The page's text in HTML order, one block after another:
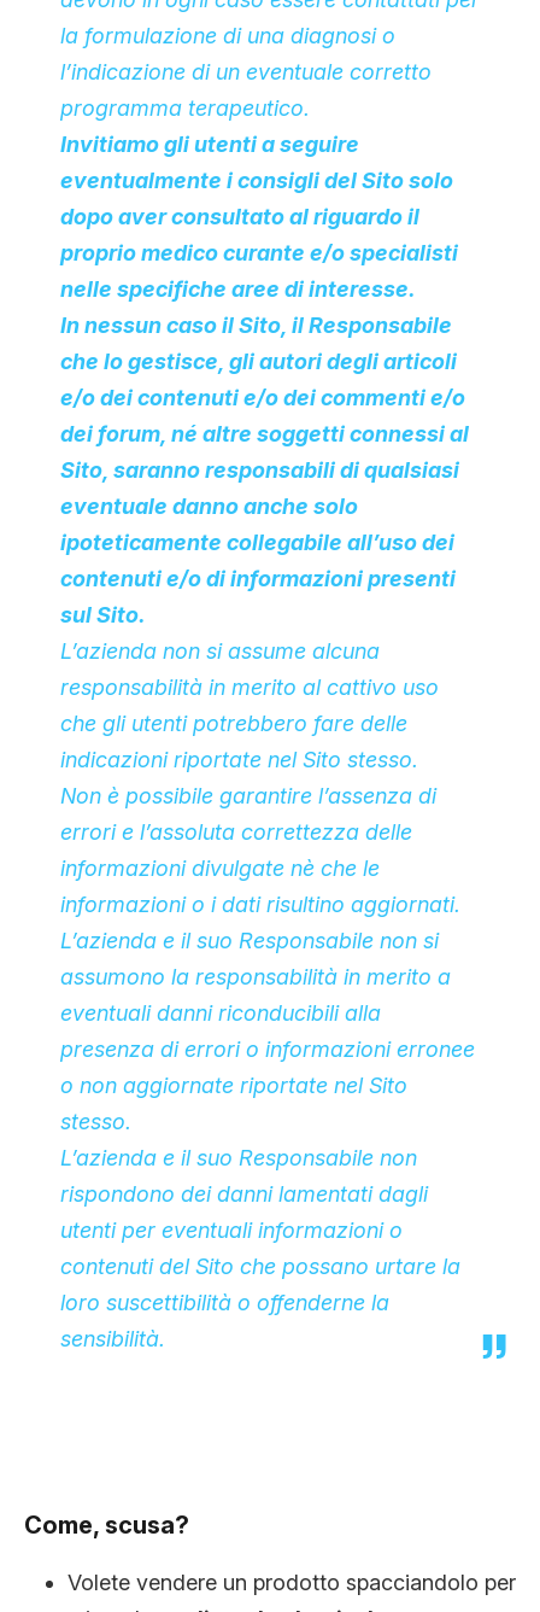
la formulazione di una diagnosi o
l’indicazione di un eventuale corretto
programma terapeutico.
Invitiamo gli utenti a seguire
eventualmente i consigli del Sito solo
dopo aver consultato al riguardo il
proprio medico curante e/o specialisti
nelle specifiche aree di interesse.
In nessun caso il Sito, il Responsabile
che lo gestisce, gli autori degli articoli
e/o dei contenuti e/o dei commenti e/o
dei forum, né altre soggetti connessi al
Sito, saranno responsabili di qualsiasi
eventuale danno anche solo
ipoteticamente collegabile all’uso dei
contenuti e/o di informazioni presenti
sul Sito.
L’azienda non si assume alcuna
responsabilità in merito al cattivo uso
che gli utenti potrebbero fare delle
indicazioni riportate nel Sito stesso.
Non è possibile garantire l’assenza di
errori e l’assoluta correttezza delle
informazioni divulgate nè che le
informazioni o i dati risultino aggiornati.
L’azienda e il suo Responsabile non si
assumono la responsabilità in merito a
eventuali danni riconducibili alla
presenza di errori o informazioni erronee
o non aggiornate riportate nel Sito
stesso.
L’azienda e il suo Responsabile non
rispondono dei danni lamentati dagli
utenti per eventuali informazioni o
contenuti del Sito che possano urtare la
loro suscettibilità o offenderne la
sensibilità.
Come, scusa?
Volete vendere un prodotto spacciandolo per